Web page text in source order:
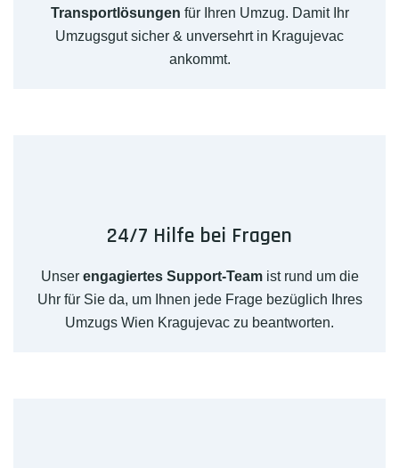
Transportlösungen für Ihren Umzug. Damit Ihr
Umzugsgut sicher & unversehrt in Kragujevac
ankommt.
24/7 Hilfe bei Fragen
Unser engagiertes Support-Teamist rund um die
Uhr für Sie da, um Ihnen jede Frage bezüglich Ihres
Umzugs Wien Kragujevac zu beantworten.